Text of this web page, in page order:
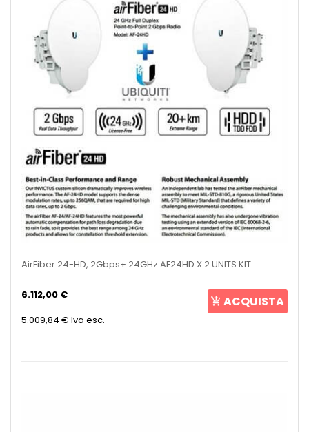
AirFiber 24-HD, 2Gbps+ 24GHz AF24HD X 2 UNITS KIT
6.112,00 €
5.009,84 € Iva esc.
ACQUISTA